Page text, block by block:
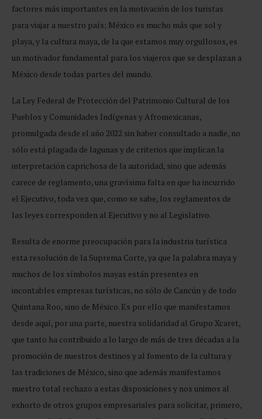
factores más importantes en la motivación de los turistas
para viajar a nuestro país; México es mucho más que sol y
playa, y la cultura maya, de la que estamos muy orgullosos, es
un motivador fundamental para los viajeros que se desplazan a
México desde todas partes del mundo.
La Ley Federal de Protección del Patrimonio Cultural de los
Pueblos y Comunidades Indígenas y Afromexicanas,
promulgada desde el año 2022 sin haber consultado a nadie, no
sólo está plagada de lagunas y de criterios que implican la
interpretación caprichosa de la autoridad, sino que además
carece de reglamento, una gravísima falta en que ha incurrido
el Ejecutivo, toda vez que, como se sabe, los reglamentos de
las leyes corresponden al Ejecutivo y no al Legislativo.
Resulta de enorme preocupación para la industria turística
esta resolución de la Suprema Corte, ya que la palabra maya y
muchos de los símbolos mayas están presentes en
incontables empresas turísticas, no sólo de Cancún y de todo
Quintana Roo, sino de México. Es por ello que manifestamos
desde aquí, por una parte, nuestra solidaridad al Grupo Xcaret,
que tanto ha contribuido a lo largo de más de tres décadas a la
promoción de nuestros destinos y al fomento de la cultura y
las tradiciones de México, sino que además manifestamos
nuestro total rechazo a estas disposiciones y nos unimos al
exhorto de otros grupos empresariales para solicitar, primero,